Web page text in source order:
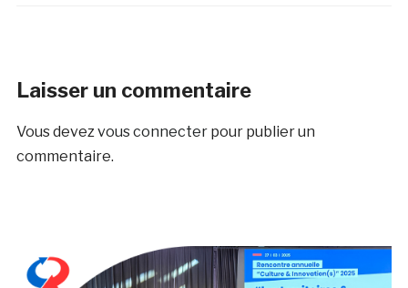
Laisser un commentaire
Vous devez vous connecterpour publier un
commentaire.